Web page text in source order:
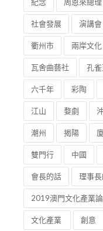
新書 全民國家
紀念 周恩來總理
社會發展 演講會
衢州市 兩岸文化
瓦舍曲藝社 孔
六千年 彩陶
江山 婺劇
潮州 揭陽
雙門行 中國
會長的話 理事長
2019澳門文化產業論